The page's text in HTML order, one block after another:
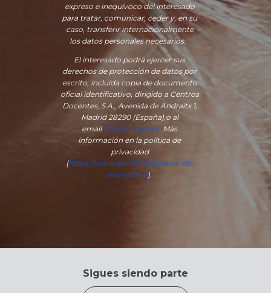
expreso e inequívoco del interesado
para tratar, comunicar, ceder y, en su
caso, transferir internacionalmente
los datos personales necesarios.
El interesado podrá ejercer sus
derechos de protección de datos por
escrito, incluida copia de documento
oficial identificativo, dirigido a Centros
Docentes, S.A., Avenida de Andraitx 1,
Madrid 28290 (España), o al
emaildpo@orvalle.es. Más
información en la política de
privacidad
(https://www.orvalle.es/politica-de-
privacidad/).
Sigues siendo parte